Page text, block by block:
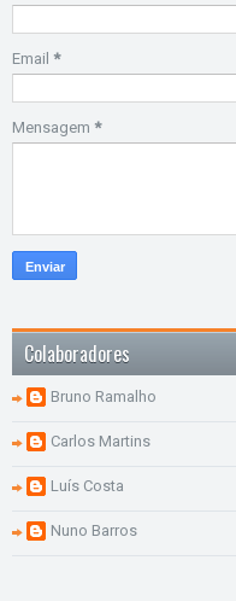
Email *
Mensagem *
Colaboradores
Bruno Ramalho
Carlos Martins
Luís Costa
Nuno Barros